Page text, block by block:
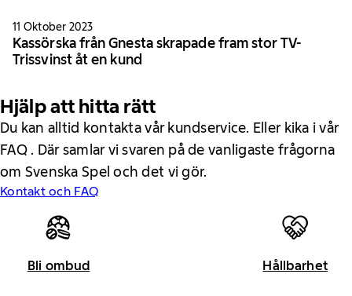
11 Oktober 2023
Kassörska från Gnesta skrapade fram stor TV-
Trissvinst åt en kund
Hjälp att hitta rätt
Du kan alltid kontakta vår kundservice. Eller kika i vår
FAQ . Där samlar vi svaren på de vanligaste frågorna
om Svenska Spel och det vi gör.
Kontakt och FAQ
Bli ombud Hållbarhet